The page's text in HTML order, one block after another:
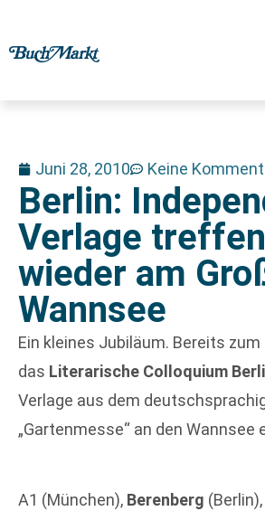
Juni 28, 2010 Keine
Berlin:
Verlage
wieder am
Wannsee
Ein kleines Jubiläum. Bereits
das Literarische Colloquium
Verlage aus dem
„Gartenmesse“ an den Wannsee
A1 (München), Berenberg (Berlin),